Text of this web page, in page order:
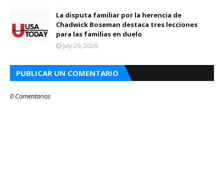
La disputa familiar por la herencia de
Chadwick Boseman destaca tres lecciones
para las familias en duelo
July 29, 2026
PUBLICAR UN COMENTARIO
0 Comentarios